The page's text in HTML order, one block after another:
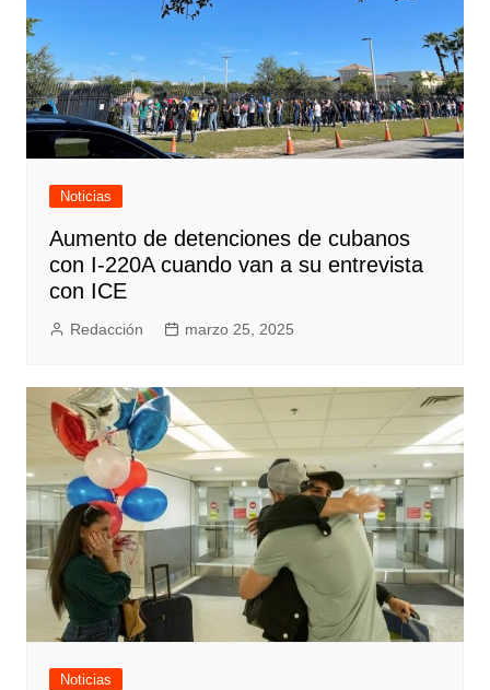
Noticias
Aumento de detenciones de cubanos
con I-220A cuando van a su entrevista
con ICE
Redacción marzo 25, 2025
Noticias